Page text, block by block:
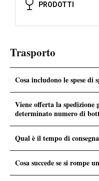
PRODOTTI
Trasporto
Cosa includono le spese di
Viene offerta la
determinato numero di
Qual è il tempo di
Cosa succede se si rompe